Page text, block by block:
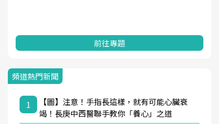
前往專題
頻道熱門新聞
1
【圖】注意！手指長這樣，就有可能心臟衰
竭！長庚中西醫聯手教你「養心」之道